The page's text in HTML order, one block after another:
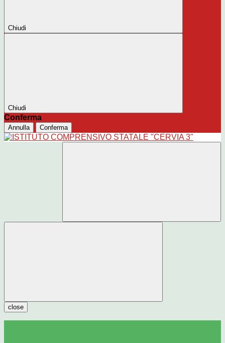
Chiudi
Chiudi
Conferma
Annulla Conferma
close